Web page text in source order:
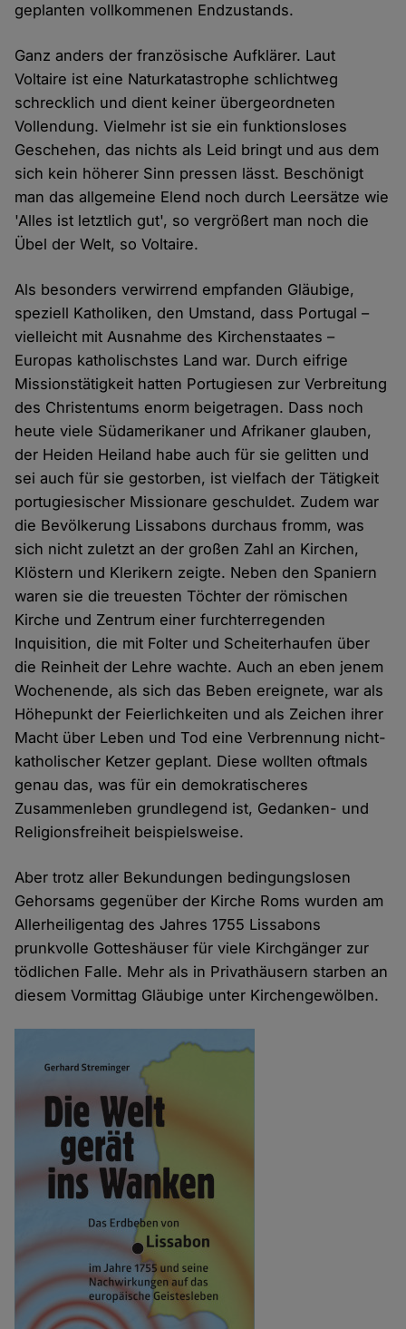
geplanten vollkommenen Endzustands.
Ganz anders der französische Aufklärer. Laut
Voltaire ist eine Naturkatastrophe schlichtweg
schrecklich und dient keiner übergeordneten
Vollendung. Vielmehr ist sie ein funktionsloses
Geschehen, das nichts als Leid bringt und aus dem
sich kein höherer Sinn pressen lässt. Beschönigt
man das allgemeine Elend noch durch Leersätze wie
'Alles ist letztlich gut', so vergrößert man noch die
Übel der Welt, so Voltaire.
Als besonders verwirrend empfanden Gläubige,
speziell Katholiken, den Umstand, dass Portugal –
vielleicht mit Ausnahme des Kirchenstaates –
Europas katholischstes Land war. Durch eifrige
Missionstätigkeit hatten Portugiesen zur Verbreitung
des Christentums enorm beigetragen. Dass noch
heute viele Südamerikaner und Afrikaner glauben,
der Heiden Heiland habe auch für sie gelitten und
sei auch für sie gestorben, ist vielfach der Tätigkeit
portugiesischer Missionare geschuldet. Zudem war
die Bevölkerung Lissabons durchaus fromm, was
sich nicht zuletzt an der großen Zahl an Kirchen,
Klöstern und Klerikern zeigte. Neben den Spaniern
waren sie die treuesten Töchter der römischen
Kirche und Zentrum einer furchterregenden
Inquisition, die mit Folter und Scheiterhaufen über
die Reinheit der Lehre wachte. Auch an eben jenem
Wochenende, als sich das Beben ereignete, war als
Höhepunkt der Feierlichkeiten und als Zeichen ihrer
Macht über Leben und Tod eine Verbrennung nicht-
katholischer Ketzer geplant. Diese wollten oftmals
genau das, was für ein demokratischeres
Zusammenleben grundlegend ist, Gedanken- und
Religionsfreiheit beispielsweise.
Aber trotz aller Bekundungen bedingungslosen
Gehorsams gegenüber der Kirche Roms wurden am
Allerheiligentag des Jahres 1755 Lissabons
prunkvolle Gotteshäuser für viele Kirchgänger zur
tödlichen Falle. Mehr als in Privathäusern starben an
diesem Vormittag Gläubige unter Kirchengewölben.